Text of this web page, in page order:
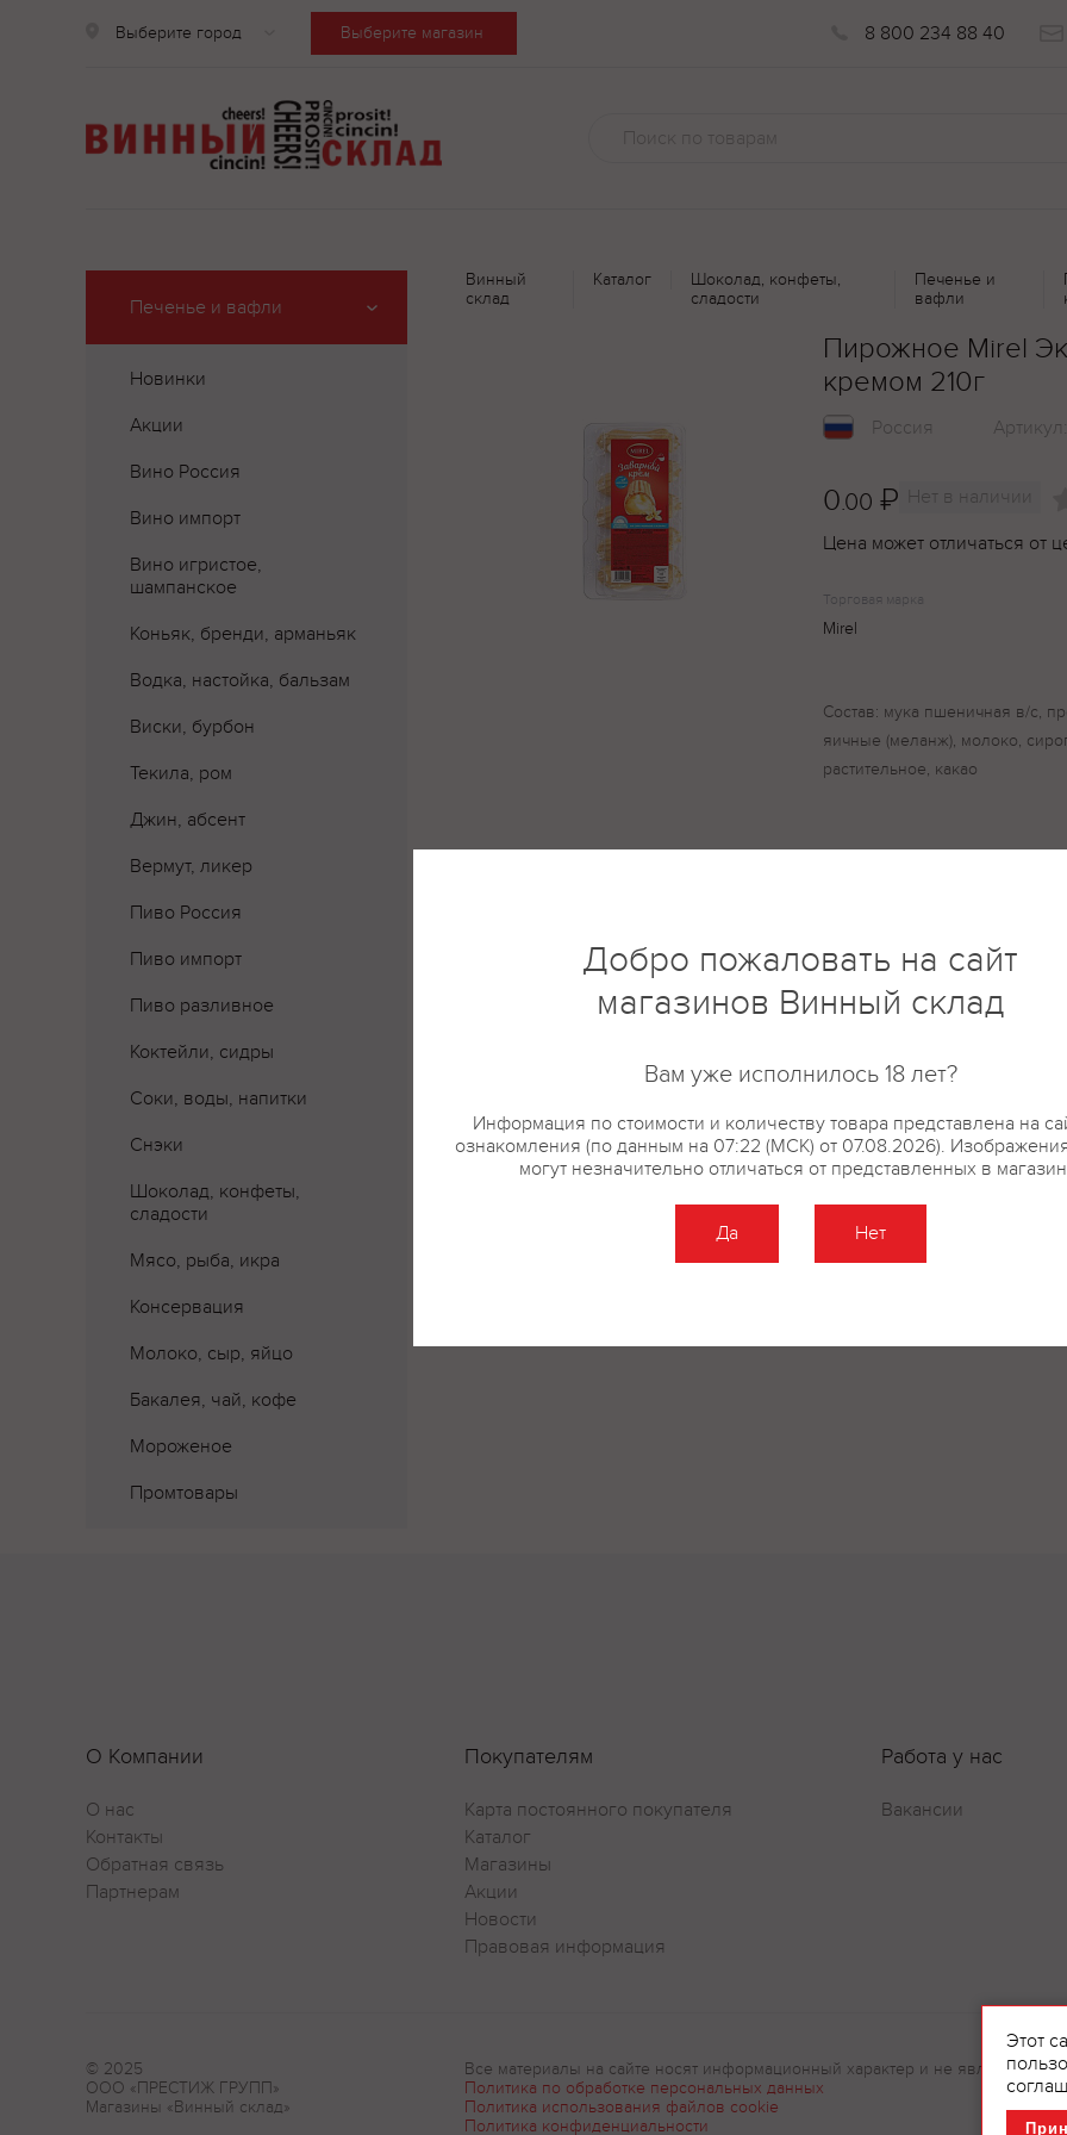
Выберите город Выберите магазин 8 800 234 88 40
Печенье и вафли
Новинки
Акции
Вино Россия
Вино импорт
Вино игристое,
шампанское
Коньяк, бренди, арманьяк
Водка, настойка, бальзам
Виски, бурбон
Текила, ром
Джин, абсент
Вермут, ликер
Пиво Россия
Пиво импорт
Пиво разливное
Коктейли, сидры
Соки, воды, напитки
Снэки
Шоколад, конфеты,
сладости
Мясо, рыба, икра
Консервация
Молоко, сыр, яйцо
Бакалея, чай, кофе
Мороженое
Промтовары
Винный
склад
Каталог
Шоколад, конфеты,
сладости
Печенье и
вафли
Пирожное Mirel
кремом 210г
Россия Артикул:
0.00 ₽ Нет в наличии
Цена может отличаться от
Торговая марка
Mirel
Состав: мука пшеничная в/с,
яичные (меланж), молоко,
растительное, какао
О Компании
О нас
Контакты
Обратная связь
Партнерам
Покупателям
Карта постоянного покупателя
Каталог
Магазины
Акции
Новости
Правовая информация
Работа у нас
Вакансии
© 2025
ООО «ПРЕСТИЖ ГРУПП»
Магазины «Винный склад»
Все материалы на сайте носят информационный характер и не являются
Политика по обработке персональных данных
Политика использования файлов cookie
Политика конфиденциальности
Этот
Добро пожаловать на сайт
магазинов Винный склад
Вам уже исполнилось 18 лет?
Информация по стоимости и количеству товара представлена на
ознакомления (по данным на 07:22 (МСК) от 07.08.2026).
могут незначительно отличаться от представленных в
Да Нет